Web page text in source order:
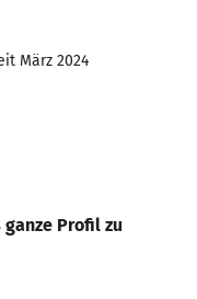
März 2024
ganze Profil zu